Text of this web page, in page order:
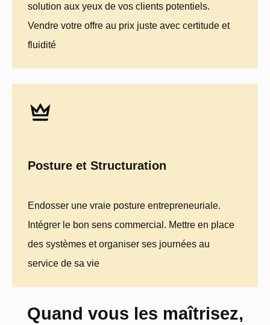
solution aux yeux de vos clients potentiels.
Vendre votre offre au prix juste avec certitude et
fluidité
Posture et Structuration
Endosser une vraie posture entrepreneuriale.
Intégrer le bon sens commercial. Mettre en place
des systèmes et organiser ses journées au
service de sa vie
Quand vous les maîtrisez,